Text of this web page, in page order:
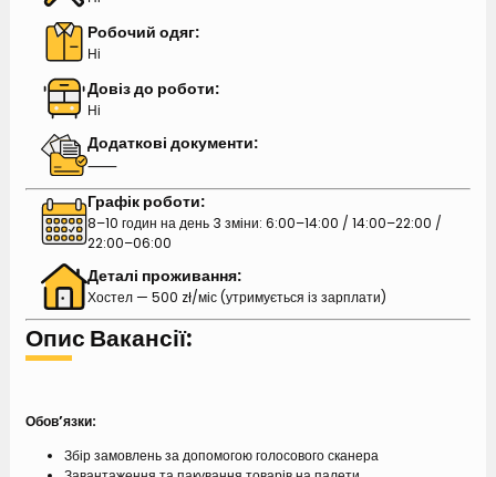
Робочий одяг:
Ні
Довіз до роботи:
Ні
Додаткові документи:
⸺
Графік роботи:
8–10 годин на день 3 зміни: 6:00–14:00 / 14:00–22:00 /
22:00–06:00
Деталі проживання:
Хостел — 500 zł/міс (утримується із зарплати)
Опис Вакансії:
Обов’язки:
Збір замовлень за допомогою голосового сканера